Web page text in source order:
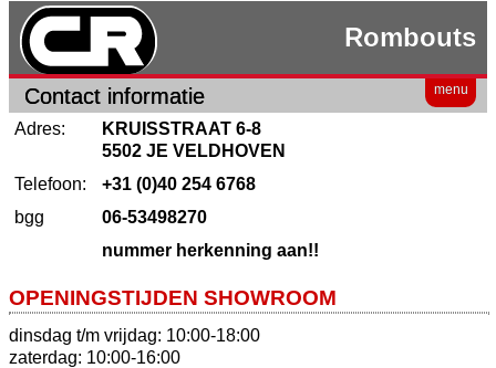
Rombouts
Contact informatie menu
Adres:
KRUISSTRAAT 6-8
5502 JE VELDHOVEN
Telefoon:
+31 (0)40 254 6768
bgg
06-53498270
nummer herkenning aan!!
OPENINGSTIJDEN SHOWROOM
dinsdag t/m vrijdag: 10:00-18:00
zaterdag: 10:00-16:00